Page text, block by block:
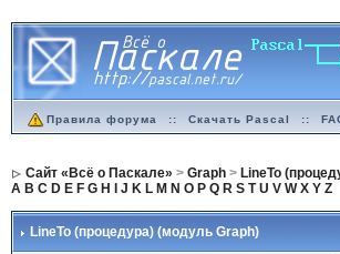
Правила форума :: Скачать Pascal ::
Сайт «Всё о Паскале» > Graph> LineTo
A B C D E F G H J K L M N O P Q R S T U V W X Y Z
LineTo (процедура) (модуль Graph)